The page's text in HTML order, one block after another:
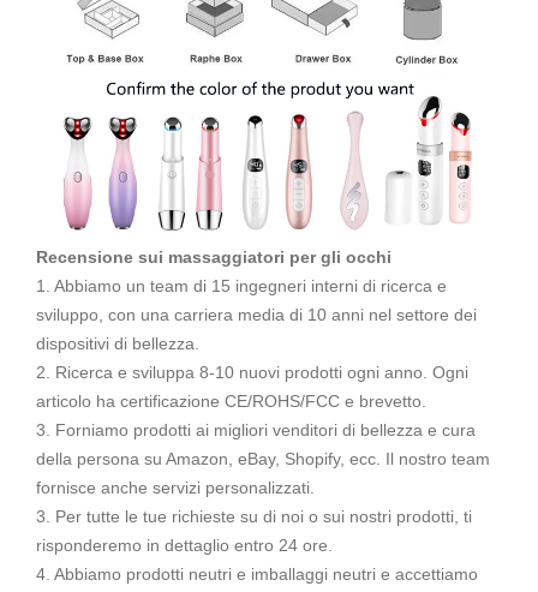
Recensione sui massaggiatori per gli occhi
1. Abbiamo un team di 15 ingegneri interni di ricerca e
sviluppo, con una carriera media di 10 anni nel settore dei
dispositivi di bellezza.
2. Ricerca e sviluppa 8-10 nuovi prodotti ogni anno. Ogni
articolo ha certificazione CE/ROHS/FCC e brevetto.
3. Forniamo prodotti ai migliori venditori di bellezza e cura
della persona su Amazon, eBay, Shopify, ecc. Il nostro team
fornisce anche servizi personalizzati.
3. Per tutte le tue richieste su di noi o sui nostri prodotti, ti
risponderemo in dettaglio entro 24 ore.
4. Abbiamo prodotti neutri e imballaggi neutri e accettiamo